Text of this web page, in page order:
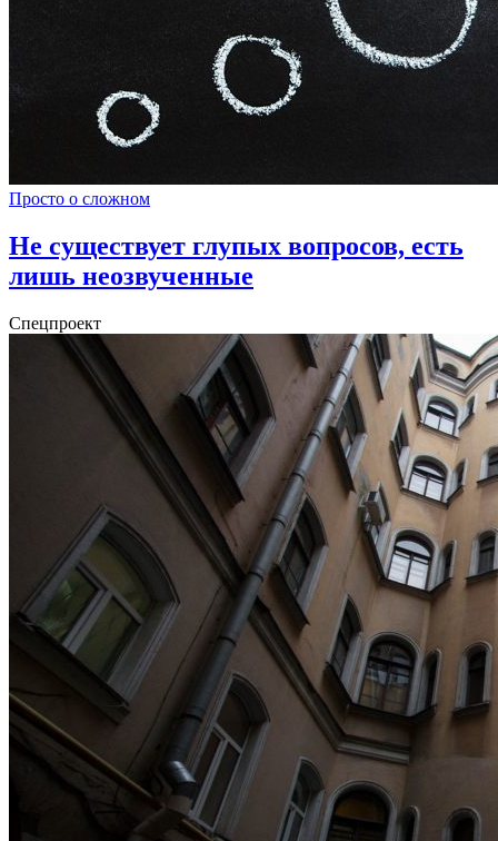
Просто о сложном
Не существует глупых вопросов, есть
лишь неозвученные
Спецпроект